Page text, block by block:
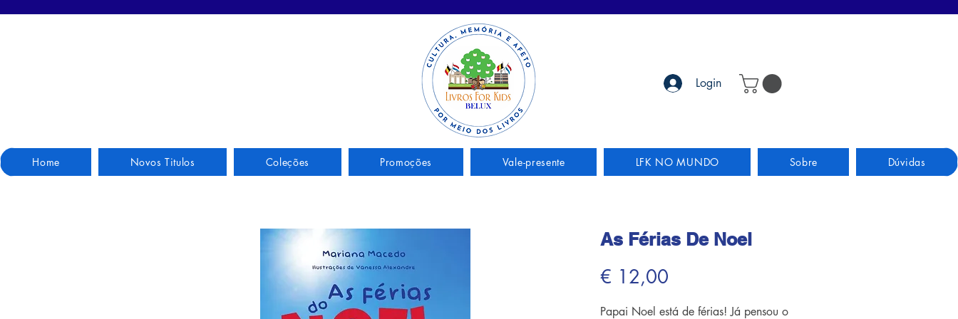
Login
Home Novos Titulos Coleções Promoções Vale-presente LFK NO MUNDO Sobre Dúvidas
As Férias De Noel
€ 12,00
Papai Noel está de férias! Já pensou o